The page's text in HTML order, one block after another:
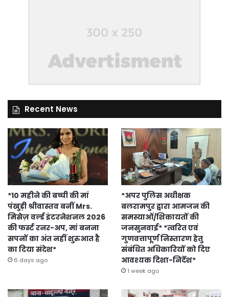
Recent News
*10 महीने की बच्ची की मां
पंखुड़ी श्रीवास्तव बनीं Mrs.
मिसेज़ वर्ल्ड इंटरनेशनल 2026
की फर्स्ट रनर-अप, मां बनना
सपनों का अंत नहीं शुरुआत है
का दिया संदेश*
6 days ago
*अपर पुलिस अधीक्षक
बलरामपुर द्वारा आमजन की
समस्याओं/शिकायतों की
जनसुनवाई* *त्वरित एवं
गुणवत्तापूर्ण निस्तारण हेतु
संबंधित अधिकारियों को दिए
आवश्यक दिशा-निर्देश*
1 week ago